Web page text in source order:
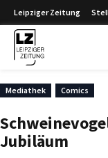
Leipziger Zeitung
Mediathek Comics
Jubiläum